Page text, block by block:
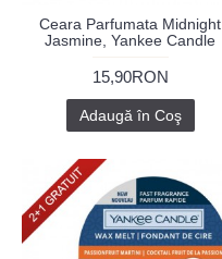
Ceara Parfumata Midnight
Jasmine, Yankee Candle
15,90RON
Adaugă în Coş